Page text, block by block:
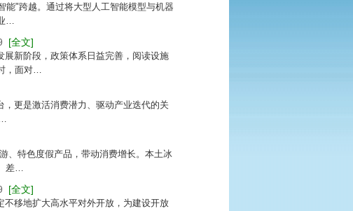
能"跨越。通过将大型人工智能模型与机器
…
[全文]
新阶段，政策体系日益完善，阅读设施
，面对…
更是激活消费潜力、驱动产业迭代的关
、特色度假产品，带动消费增长。本土冰
差…
[全文]
移地扩大高水平对外开放，为建设开放